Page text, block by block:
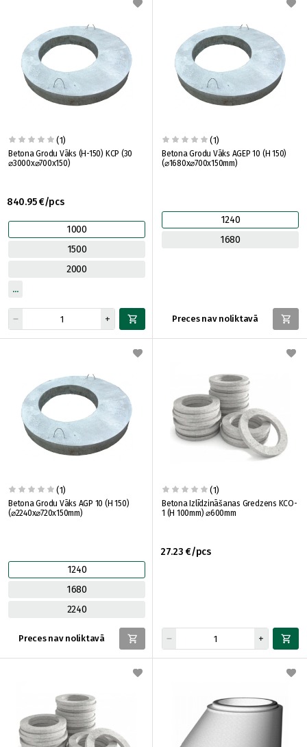
(1)
Betona Grodu Vāks (H-150) KCP (30
⌀3000x⌀700x150)
840.95 €/pcs
1000
1500
2000
(1)
Betona Grodu Vāks AGEP 10 (H 150)
(⌀1680x⌀700x150mm)
1240
1680
Preces nav noliktavā
(1)
Betona Grodu Vāks AGP 10 (H 150)
(⌀2240x⌀720x150mm)
1240
1680
2240
Preces nav noliktavā
(1)
Betona Izlīdzināšanas Gredzens KCO-
1 (H 100mm) ⌀600mm
27.23 €/pcs